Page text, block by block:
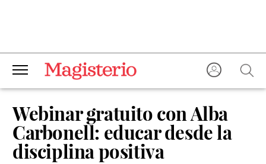
Webinar gratuito con Alba
Carbonell: educar desde la
disciplina positiva